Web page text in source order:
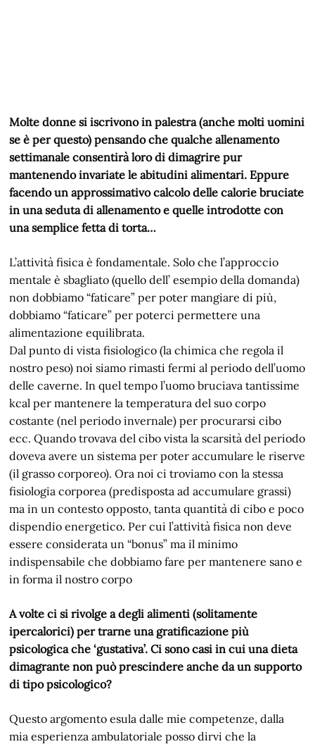
Molte donne si iscrivono in palestra (anche molti uomini
se è per questo) pensando che qualche allenamento
settimanale consentirà loro di dimagrire pur
mantenendo invariate le abitudini alimentari. Eppure
facendo un approssimativo calcolo delle calorie bruciate
in una seduta di allenamento e quelle introdotte con
una semplice fetta di torta…
L’attività fisica è fondamentale. Solo che l’approccio
mentale è sbagliato (quello dell’ esempio della domanda)
non dobbiamo “faticare” per poter mangiare di più,
dobbiamo “faticare” per poterci permettere una
alimentazione equilibrata.
Dal punto di vista fisiologico (la chimica che regola il
nostro peso) noi siamo rimasti fermi al periodo dell’uomo
delle caverne. In quel tempo l’uomo bruciava tantissime
kcal per mantenere la temperatura del suo corpo
costante (nel periodo invernale) per procurarsi cibo
ecc. Quando trovava del cibo vista la scarsità del periodo
doveva avere un sistema per poter accumulare le riserve
(il grasso corporeo). Ora noi ci troviamo con la stessa
fisiologia corporea (predisposta ad accumulare grassi)
ma in un contesto opposto, tanta quantità di cibo e poco
dispendio energetico. Per cui l’attività fisica non deve
essere considerata un “bonus” ma il minimo
indispensabile che dobbiamo fare per mantenere sano e
in forma il nostro corpo
A volte ci si rivolge a degli alimenti (solitamente
ipercalorici) per trarne una gratificazione più
psicologica che ‘gustativa’. Ci sono casi in cui una dieta
dimagrante non può prescindere anche da un supporto
di tipo psicologico?
Questo argomento esula dalle mie competenze, dalla
mia esperienza ambulatoriale posso dirvi che la